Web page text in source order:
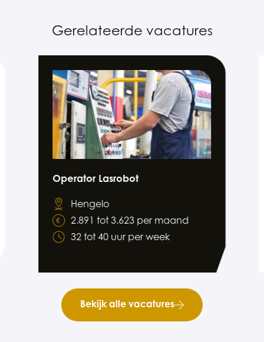
Gerelateerde vacatures
Operator Lasrobot
Hengelo
2.891 tot 3.623 per maand
32 tot 40 uur per week
Bekijk alle vacatures